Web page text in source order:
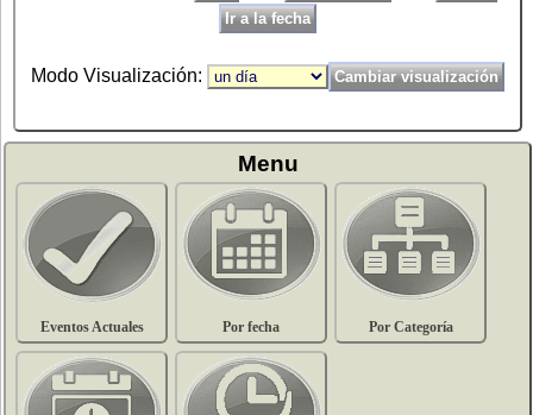
Modo Visualización:
Menu
Eventos Actuales Por fecha Por Categoría